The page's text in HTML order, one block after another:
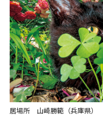
居場所 山崎勝範（兵庫県）